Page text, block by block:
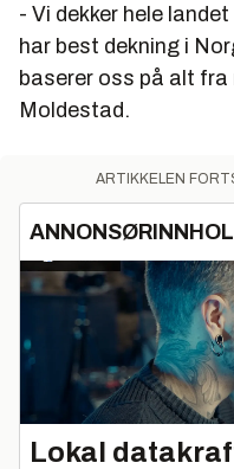
- Vi dekker hele
har best dekning i
baserer oss på alt fra
Moldestad.
ARTIKKELEN
Lokal